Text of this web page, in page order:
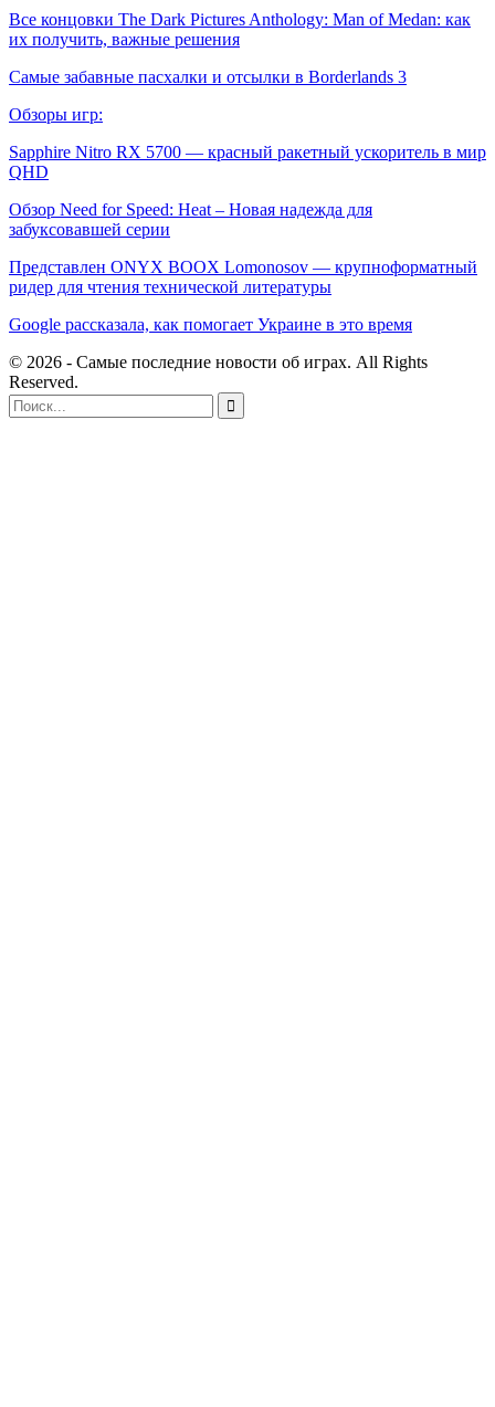
Все концовки The Dark Pictures Anthology: Man of Medan: как
их получить, важные решения
Самые забавные пасхалки и отсылки в Borderlands 3
Обзоры игр:
Sapphire Nitro RX 5700 — красный ракетный ускоритель в мир
QHD
Обзор Need for Speed: Heat – Новая надежда для
забуксовавшей серии
Представлен ONYX BOOX Lomonosov — крупноформатный
ридер для чтения технической литературы
Google рассказала, как помогает Украине в это время
© 2026 - Самые последние новости об играх. All Rights
Reserved.